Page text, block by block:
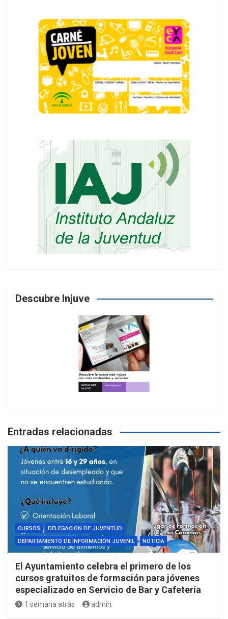
Descubre Injuve
Entradas relacionadas
CURSOS
DELEGACIÓN DE JUVENTUD
DEPARTAMENTO DE INFORMACIÓN JUVENIL
NOTICIA
El Ayuntamiento celebra el primero de los
cursos gratuitos de formación para jóvenes
especializado en Servicio de Bar y Cafetería
1 semana atrás admin